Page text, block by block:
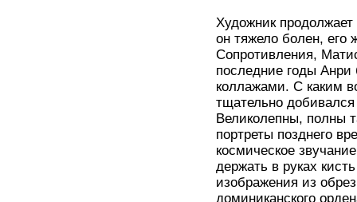
Художник
он тяжело болен, его
Сопротивления,
последние годы Анри
коллажами. С каким
тщательно
Великолепны, полны
портреты позднего
космическое
держать в руках
изображения из
доминиканского